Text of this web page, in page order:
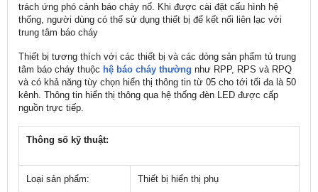
trách ứng phó cảnh báo cháy nổ. Khi được cài đặt cấu hình hệ
thống, người dùng có thể sử dụng thiết bị để kết nối liên lạc với
trung tâm báo cháy
Thiết bị tương thích với các thiết bị và các dòng sản phẩm tủ trung
tâm báo cháy thuộc hệ báo cháy thường như RPP, RPS và RPQ
và có khả năng tùy chọn hiển thị thông tin từ 05 cho tới tối đa là 50
kênh. Thông tin hiển thị thông qua hệ thống đèn LED được cấp
nguồn trực tiếp.
Thông số kỹ thuật:
Loại sản phẩm: Thiết bị hiển thị phụ